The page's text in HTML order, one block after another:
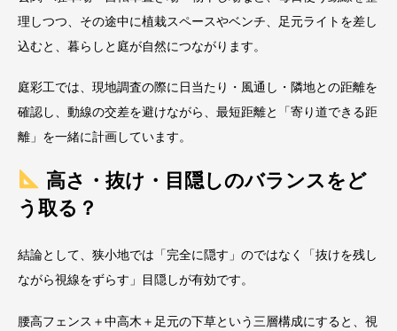
理しつつ、その途中に植栽スペースやベンチ、足元ライトを差し
込むと、暮らしと庭が自然につながります。
庭彩工では、現地調査の際に日当たり・風通し・隣地との距離を
確認し、動線の交差を避けながら、最短距離と「寄り道できる距
離」を一緒に計画しています。
高さ・抜け・目隠しのバランスをど
う取る？
結論として、狭小地では「完全に隠す」のではなく「抜けを残し
ながら視線をずらす」目隠しが有効です。
腰高フェンス＋中高木＋足元の下草という三層構成にすると、視